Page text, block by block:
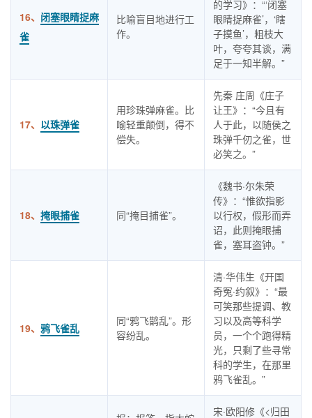
16、 闭塞眼睛捉麻
雀
比喻盲目地进行工
作。
的学习》：“‘闭塞
眼睛捉麻雀’，‘瞎
子摸鱼’，粗枝大
叶，夸夸其谈，满
足于一知半解。”
17、 以珠弹雀
用珍珠弹麻雀。比
喻轻重颠倒，得不
偿失。
先秦 庄周《庄子
让王》：“今且有
人于此，以随侯之
珠弹千仞之雀，世
必笑之。”
18、 掩眼捕雀 同“掩目捕雀”。
《魏书·尔朱荣
传》：“惟欲指影
以行权，假形而弄
诏，此则掩眼捕
雀，塞耳盗钟。”
19、 鸦飞雀乱
同“鸦飞鹊乱”。形
容纷乱。
清·华伟生《开国
奇冤·约叙》：“最
可笑那些提调、教
习以及高等科学
员，一个个跑得精
光，只剩了些寻常
科的学生，在那里
鸦飞雀乱。”
宋·欧阳修《<归田